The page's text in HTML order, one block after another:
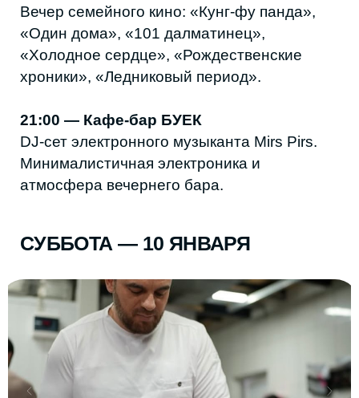
10:00 / 12:00 / 14:30 — Русский театр
(Махачкала)
Спектакль «Щелкунчик».
Классическая история о Мари, Щелкунчике
и Мышином Короле — о вере,
успели заглянуть накануне.
17:00 — Художественная студия UMKI
Мастер-класс по росписи пряников:
глазурь, цвет и немного детской радости.
17:30 — Гончарная школа «КОЛОКОЛ»